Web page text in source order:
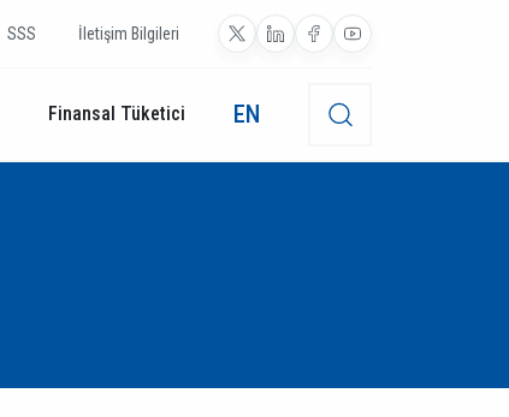
SSS İletişim Bilgileri
Finansal Tüketici EN